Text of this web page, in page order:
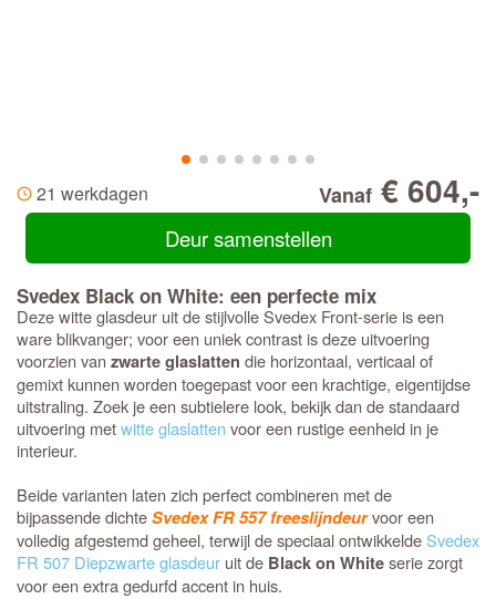
21 werkdagen Vanaf € 604,-
Deur samenstellen
Svedex Black on White: een perfecte mix
Deze witte glasdeur uit de stijlvolle Svedex Front-serie is een
ware blikvanger; voor een uniek contrast is deze uitvoering
voorzien vanzwarte glaslatten die horizontaal, verticaal of
gemixt kunnen worden toegepast voor een krachtige, eigentijdse
uitstraling. Zoek je een subtielere look, bekijk dan de standaard
uitvoering metwitte glaslatten voor een rustige eenheid in je
interieur.
Beide varianten laten zich perfect combineren met de
bijpassende dichteSvedex FR 557 freeslijndeurvoor een
volledig afgestemd geheel, terwijl de speciaal ontwikkeldeSvedex
FR 507 Diepzwarte glasdeur uit de Black on Whiteserie zorgt
voor een extra gedurfd accent in huis.